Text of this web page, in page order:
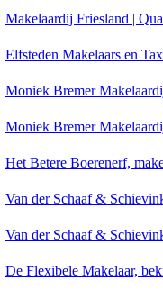
Makelaardij Friesland |
Elfsteden Makelaars en
Moniek Bremer
Moniek Bremer
Het Betere Boerenerf,
Van der Schaaf &
Van der Schaaf &
De Flexibele Makelaar,